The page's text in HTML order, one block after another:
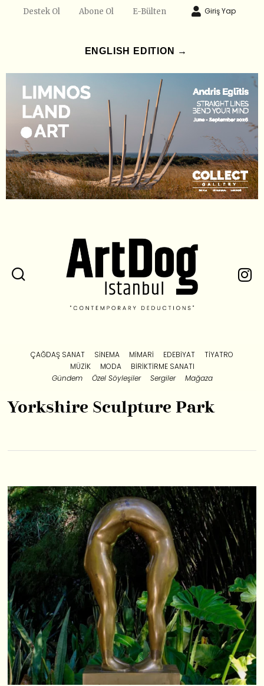
Destek Ol Abone Ol E-Bülten Giriş Yap
ENGLISH EDITION →
ÇAĞDAŞ SANAT SINEMA MIMARI EDEBIYAT
TIYATRO
MÜZIK
MODA
BIRIKTIRME SANATI
Gündem
Özel Söyleşiler Sergiler Mağaza
Yorkshire Sculpture Park